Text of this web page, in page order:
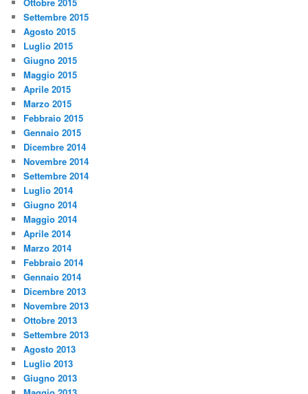
Settembre 2015
Agosto 2015
Luglio 2015
Giugno 2015
Maggio 2015
Aprile 2015
Marzo 2015
Febbraio 2015
Gennaio 2015
Dicembre 2014
Novembre 2014
Settembre 2014
Luglio 2014
Giugno 2014
Maggio 2014
Aprile 2014
Marzo 2014
Febbraio 2014
Gennaio 2014
Dicembre 2013
Novembre 2013
Ottobre 2013
Settembre 2013
Agosto 2013
Luglio 2013
Giugno 2013